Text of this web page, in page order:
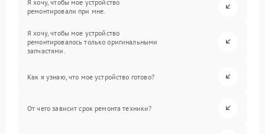
Я хочу, чтобы мое устройство
ремонтировали при мне.
Я хочу, чтобы мое устройство
ремонтировалось только оригинальными
запчастями.
Как я узнаю, что мое устройство готово?
От чего зависит срок ремонта техники?